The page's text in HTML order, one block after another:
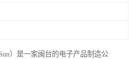
）是一家闽台的电子产品制造公